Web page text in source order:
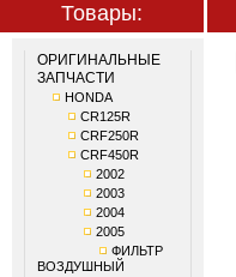
Товары:
ОРИГИНАЛЬНЫЕ
ЗАПЧАСТИ
HONDA
CR125R
CRF250R
CRF450R
2002
2003
2004
2005
ФИЛЬТР
ВОЗДУШНЫЙ